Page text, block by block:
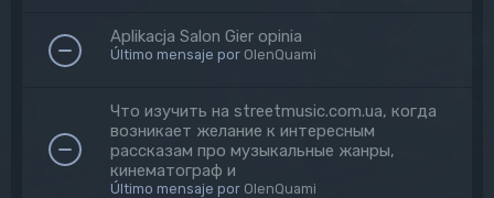
Aplikacja Salon Gier opinia
Último mensaje por OlenQuami
Что изучить на streetmusic.com.ua, когда
возникает желание к интересным
рассказам про музыкальные жанры,
кинематограф и
Último mensaje por OlenQuami